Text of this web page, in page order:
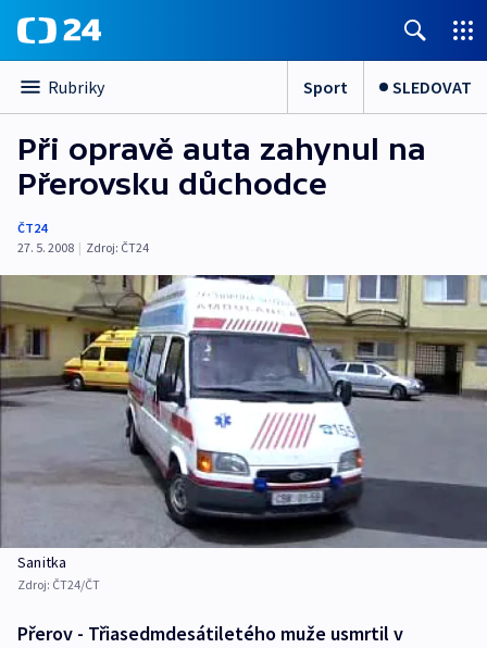
Rubriky Sport SLEDOVAT
Při opravě auta zahynul na
Přerovsku důchodce
ČT24
27. 5. 2008 | Zdroj: ČT24
Sanitka
Zdroj: ČT24/ČT
Přerov - Třiasedmdesátiletého muže usmrtil v